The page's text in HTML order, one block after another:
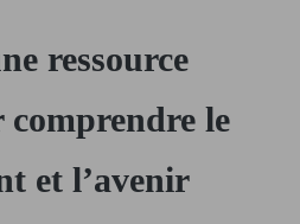
ressource
le
et l’avenir